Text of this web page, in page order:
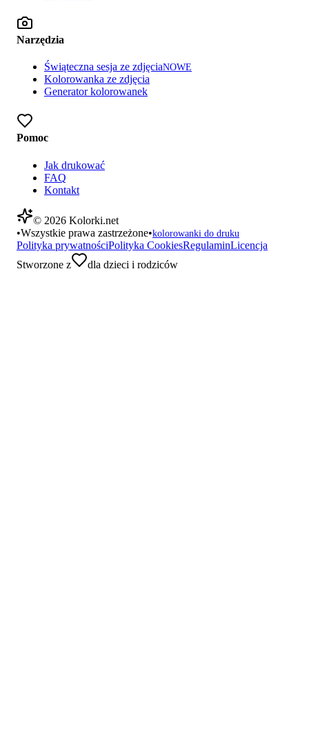
Narzędzia
Świąteczna sesja ze zdjęciaNOWE
Kolorowanka ze zdjęcia
Generator kolorowanek
Pomoc
Jak drukować
FAQ
Kontakt
© 2026 Kolorki.net
•Wszystkie prawa zastrzeżone•kolorowanki do druku
Polityka prywatnościPolityka CookiesRegulaminLicencja
Stworzone z
dla dzieci i rodziców